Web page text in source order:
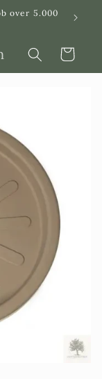
over 5.000
Indkøbskurv